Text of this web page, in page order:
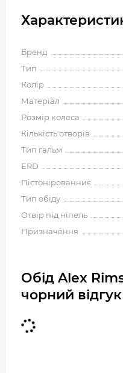
Бренд
Тип
Колір
Матеріал
Розмір колеса
Кількість отворів
Тип гальм
ERD
Пістонірованниє
Тип обіду
Отвір під ніпель
Призначення
Обід Alex
чорний